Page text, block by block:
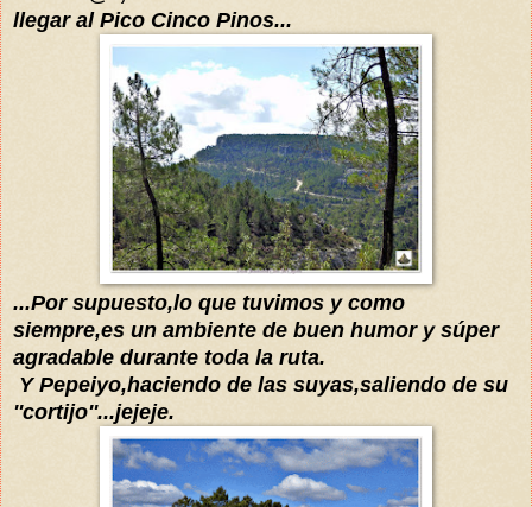
llegar al Pico Cinco Pinos...
...Por supuesto,lo que tuvimos y como
siempre,es un ambiente de buen humor y súper
agradable durante toda la ruta.
Y Pepeiyo,haciendo de las suyas,saliendo de su
''cortijo''...jejeje.